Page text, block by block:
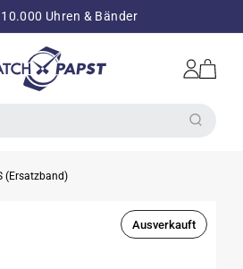
10.000 Uhren & Bänder
Einloggen
Warenkorb
(Ersatzband)
Ausverkauft